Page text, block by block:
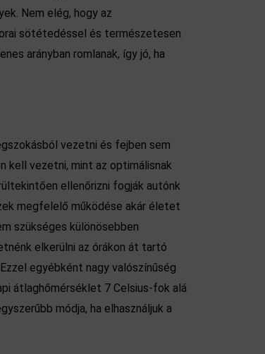
Nem elég, hogy az
sötétedéssel és természetesen
arányban romlanak, így jó, ha
vezetni és fejben sem
kell vezetni, mint az optimálisnak
ellenőrizni fogják autónk
megfelelő működése akár életet
szükséges különösebben
elkerülni az órákon át tartó
egyébként nagy valószínűség
átlaghőmérséklet 7 Celsius-fok alá
módja, ha elhasználjuk a